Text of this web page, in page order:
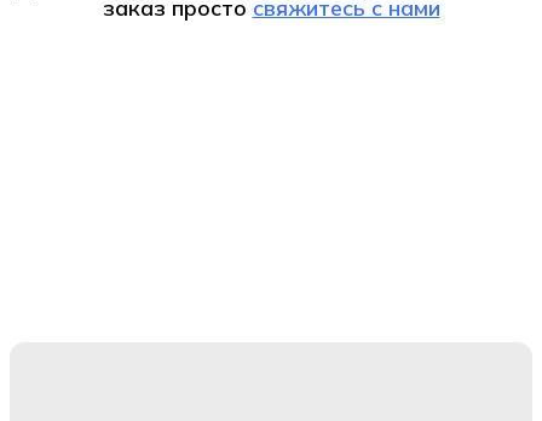
заказ просто свяжитесь с нами